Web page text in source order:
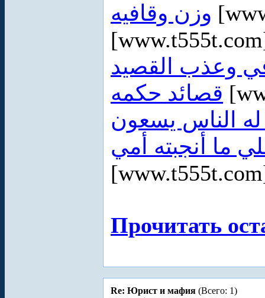
وزن وقافيه
وعذب القصيد
قصائد حكمه
الناس يسعون
ما أنجبته أمي
Прочитать
Re: Юрист и мафия (Всего: 1)